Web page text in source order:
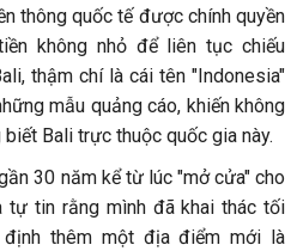
thông quốc tế được chính quyền
không nhỏ để liên tục chiếu
thậm chí là cái tên "Indonesia"
mẫu quảng cáo, khiến không
Bali trực thuộc quốc gia này.
30 năm kể từ lúc "mở cửa" cho
tự tin rằng mình đã khai thác tối
thêm một địa điểm mới là